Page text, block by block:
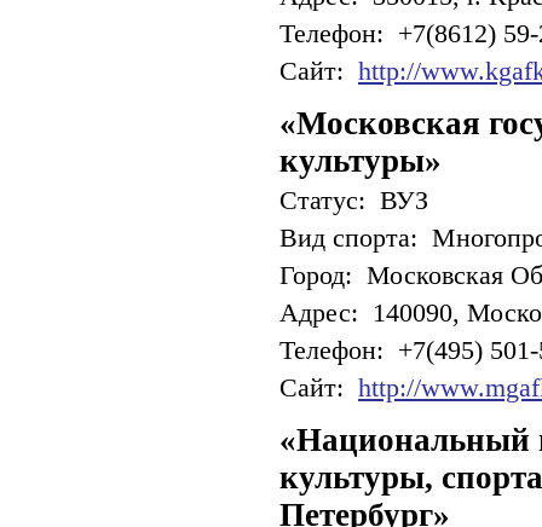
Телефон: +7(8612)
Сайт: http://
«Московская
культуры»
Статус: ВУЗ
Вид спорта:
Город: Московская
Адрес: 140090,
Телефон: +7(495)
Сайт: http://
«Национальный
культуры,
Петербург»